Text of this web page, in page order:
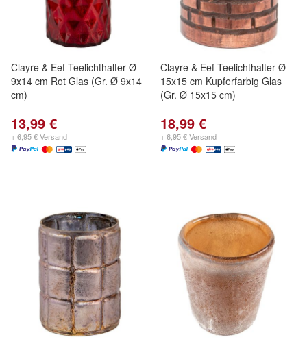
Clayre & Eef Teelichthalter Ø
9x14 cm Rot Glas (Gr. Ø 9x14
cm)
13,99 €
+ 6,95 € Versand
Clayre & Eef Teelichthalter Ø
15x15 cm Kupferfarbig Glas
(Gr. Ø 15x15 cm)
18,99 €
+ 6,95 € Versand